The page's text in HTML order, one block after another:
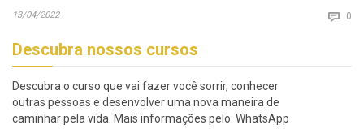
13/04/2022  0
Descubra nossos cursos
Descubra o curso que vai fazer você sorrir, conhecer
outras pessoas e desenvolver uma nova maneira de
caminhar pela vida. Mais informações pelo: WhatsApp